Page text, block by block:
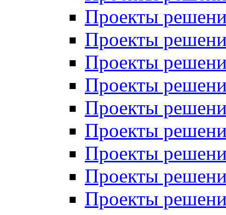
Проекты
Проекты
Проекты
Проекты
Проекты
Проекты
Проекты
Проекты
Проекты